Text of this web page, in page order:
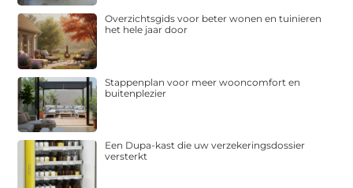
Overzichtsgids voor beter wonen en tuinieren
het hele jaar door
Stappenplan voor meer wooncomfort en
buitenplezier
Een Dupa-kast die uw verzekeringsdossier
versterkt